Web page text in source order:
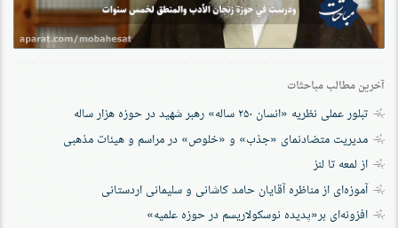
آخرین مطالب مباحثات
تبلور عملی نظریه «انسان ۲۵۰ ساله» رهبر شهید در حوزه هزار ساله
مدیریت متضادنمای «جذب» و «خلوص» در مراسم و هیئات مذهبی
از لمعه تا لنز
آموزه‌ای از مناظره آقایان حامد کاشانی و سلیمانی اردستانی
افزونه‌ای بر«پدیده نوسکولاریسم در حوزه‌ علمیه»